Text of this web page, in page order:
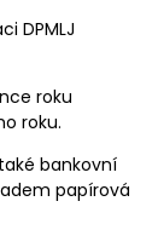
DPMLJ
roku
roku.
bankovní
papírová